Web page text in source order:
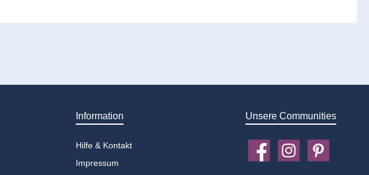
Information
Hilfe & Kontakt
Impressum
Unsere Communities
FacebookInstagramPinterest